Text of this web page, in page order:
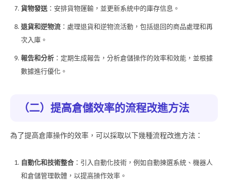
貨物發送 ：安排貨物運輸，並更新系統中的庫存信息。
退貨和逆物流 ：處理退貨和逆物流活動，包括退回的商品處理和再
次入庫。
報告和分析 ：定期生成報告，分析倉儲操作的效率和效能，並根據
數據進行優化。
（二）提高倉儲效率的流程改進方法
為了提高倉庫操作的效率，可以採取以下幾種流程改進方法：
自動化和技術整合 ：引入自動化技術，例如自動揀選系統、機器人
和倉儲管理軟體，以提高操作效率。